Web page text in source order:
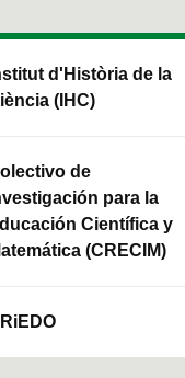
d'Història de la
(IHC)
de
para la
Científica y
(CRECIM)